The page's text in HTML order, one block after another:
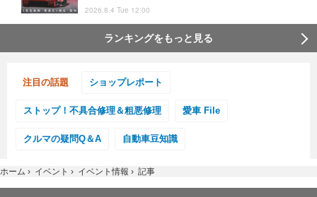
2026.8.4 Tue 12:00
ランキングをもっと見る
注目の話題 ショップレポート
ストップ！不具合修理＆粗悪修理 愛車 File
クルマの疑問Q＆A 自動車豆知識
ホーム › イベント › イベント情報 › 記事